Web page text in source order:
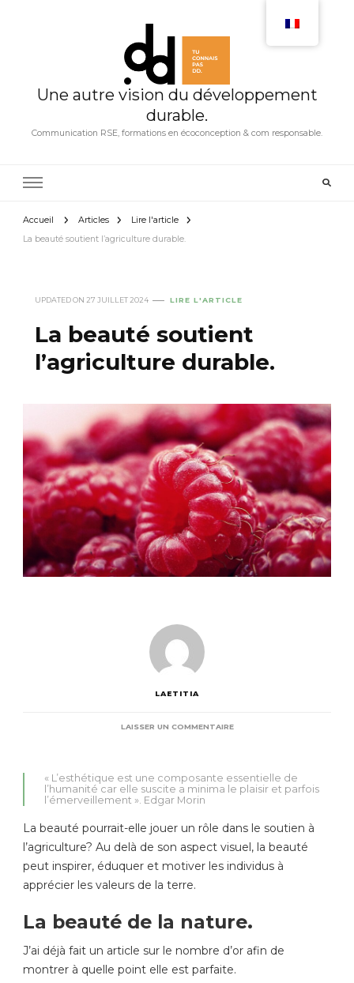
Une autre vision du développement
durable.
Communication RSE, formations en écoconception & com responsable.
Accueil Articles
Lire l'article
La beauté soutient l’agriculture durable.
UPDATED ON 27 JUILLET 2024 LIRE L'ARTICLE
La beauté soutient
l’agriculture durable.
LAETITIA
LAISSER UN COMMENTAIRESUR
L’AGRICULTURE
DURABLE.
« L’esthétique est une composante essentielle de
l’humanité car elle suscite a minima le plaisir et parfois
l’émerveillement ». Edgar Morin
La beauté pourrait-elle jouer un rôle dans le soutien à
l’agriculture? Au delà de son aspect visuel, la beauté
peut inspirer, éduquer et motiver les individus à
apprécier les valeurs de la terre.
La beauté de la nature.
J’ai déjà fait un article sur le nombre d’or afin de
montrer à quelle point elle est parfaite.